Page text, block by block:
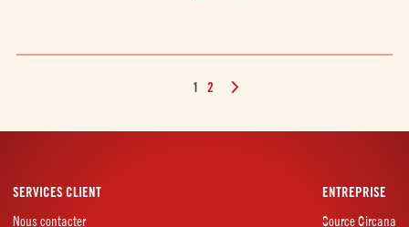
1 2
SERVICES CLIENT
Nous contacter
ENTREPRISE
Source Circana